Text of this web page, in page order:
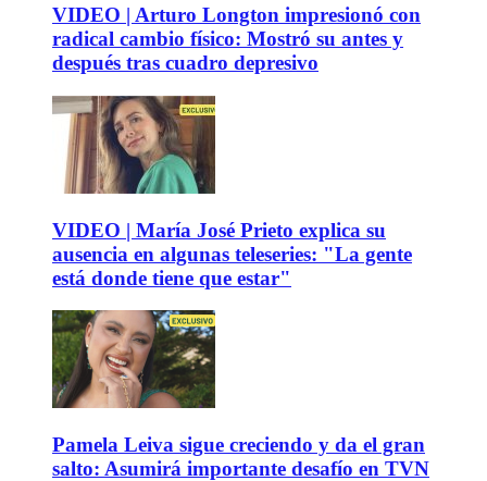
VIDEO | Arturo Longton impresionó con
radical cambio físico: Mostró su antes y
después tras cuadro depresivo
VIDEO | María José Prieto explica su
ausencia en algunas teleseries: "La gente
está donde tiene que estar"
Pamela Leiva sigue creciendo y da el gran
salto: Asumirá importante desafío en TVN